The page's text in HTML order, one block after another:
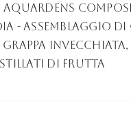
Aquardens
- Assemblaggio di
grappa
di frutta